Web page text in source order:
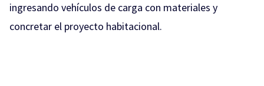
ingresando vehículos de carga con materiales y
concretar el proyecto habitacional.